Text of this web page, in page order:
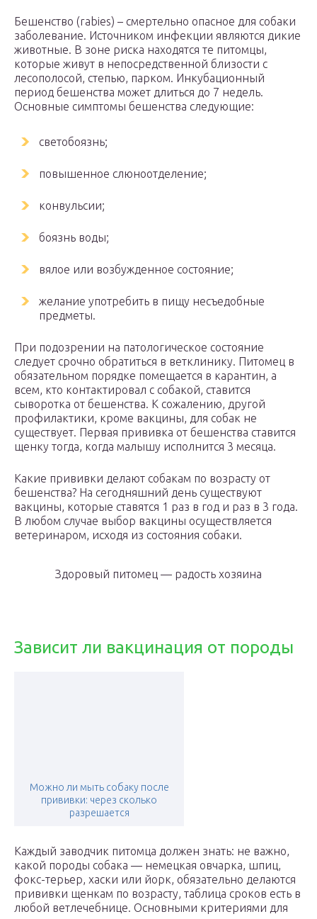
Бешенство (rabies) – смертельно опасное для собаки
заболевание. Источником инфекции являются дикие
животные. В зоне риска находятся те питомцы,
которые живут в непосредственной близости с
лесополосой, степью, парком. Инкубационный
период бешенства может длиться до 7 недель.
Основные симптомы бешенства следующие:
светобоязнь;
повышенное слюноотделение;
конвульсии;
боязнь воды;
вялое или возбужденное состояние;
желание употребить в пищу несъедобные
предметы.
При подозрении на патологическое состояние
следует срочно обратиться в ветклинику. Питомец в
обязательном порядке помещается в карантин, а
всем, кто контактировал с собакой, ставится
сыворотка от бешенства. К сожалению, другой
профилактики, кроме вакцины, для собак не
существует. Первая прививка от бешенства ставится
щенку тогда, когда малышу исполнится 3 месяца.
Какие прививки делают собакам по возрасту от
бешенства? На сегодняшний день существуют
вакцины, которые ставятся 1 раз в год и раз в 3 года.
В любом случае выбор вакцины осуществляется
ветеринаром, исходя из состояния собаки.
Здоровый питомец — радость хозяина
Зависит ли вакцинация от породы
Можно ли мыть собаку после
прививки: через сколько
разрешается
Каждый заводчик питомца должен знать: не важно,
какой породы собака — немецкая овчарка, шпиц,
фокс-терьер, хаски или йорк, обязательно делаются
прививки щенкам по возрасту, таблица сроков есть в
любой ветлечебнице. Основными критериями для